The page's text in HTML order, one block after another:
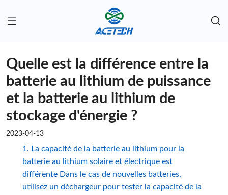
Quelle est la différence entre la
batterie au lithium de puissance
et la batterie au lithium de
stockage d'énergie ?
2023-04-13
1. La capacité de la batterie au lithium pour la
batterie au lithium solaire et électrique est
différente Dans le cas de nouvelles batteries,
utilisez un déchargeur pour tester la capacité de la